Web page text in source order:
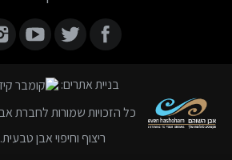
בניית אתרים:
ריצוף וחיפוי אבן טבעית.